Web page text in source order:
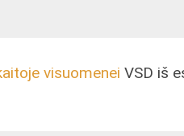
visuomenei VSD iš